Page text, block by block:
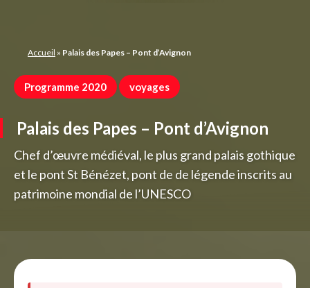
Accueil » Palais des Papes – Pont d’Avignon
Programme 2020 voyages
Palais des Papes – Pont d’Avignon
Chef d’œuvre médiéval, le plus grand palais gothique
et le pont St Bénézet, pont de de légende inscrits au
patrimoine mondial de l’UNESCO